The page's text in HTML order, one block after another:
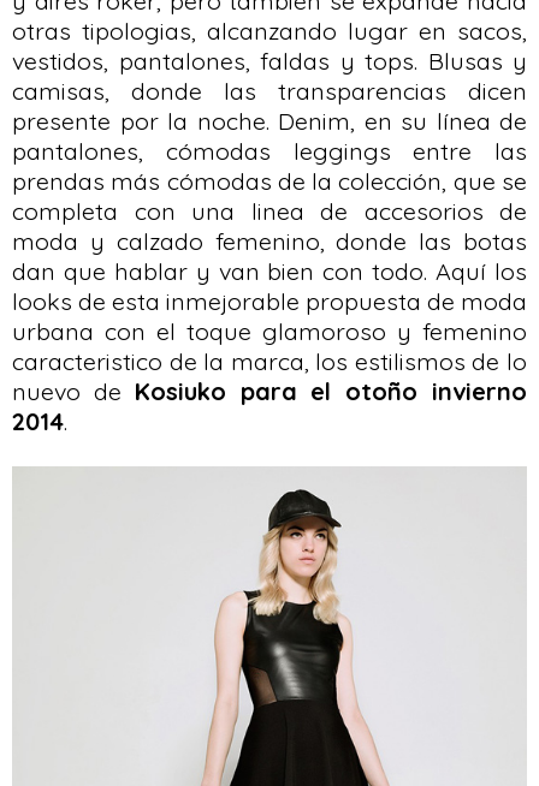
otras tipologias, alcanzando lugar en sacos,
vestidos, pantalones, faldas y tops. Blusas y
camisas, donde las transparencias dicen
presente por la noche. Denim, en su línea de
pantalones, cómodas leggings entre las
prendas más cómodas de la colección, que se
completa con una linea de accesorios de
moda y calzado femenino, donde las botas
dan que hablar y van bien con todo. Aquí los
looks de esta inmejorable propuesta de moda
urbana con el toque glamoroso y femenino
caracteristico de la marca, los estilismos de lo
nuevo de Kosiuko para el otoño invierno
2014.